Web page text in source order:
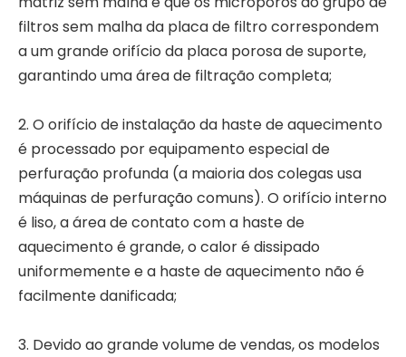
filtros sem malha da placa de filtro correspondem
a um grande orifício da placa porosa de suporte,
garantindo uma área de filtração completa;
2. O orifício de instalação da haste de aquecimento
é processado por equipamento especial de
perfuração profunda (a maioria dos colegas usa
máquinas de perfuração comuns). O orifício interno
é liso, a área de contato com a haste de
aquecimento é grande, o calor é dissipado
uniformemente e a haste de aquecimento não é
facilmente danificada;
3. Devido ao grande volume de vendas, os modelos